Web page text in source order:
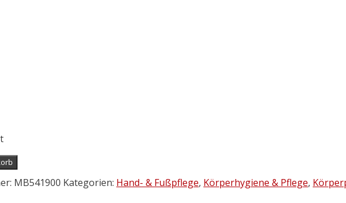
MB541900 Kategorien: Hand- & Fußpflege, Körperhygiene & Pflege,